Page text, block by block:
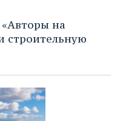
на
строительную